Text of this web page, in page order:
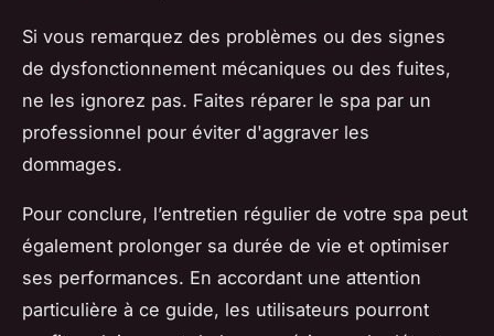
Si vous remarquez des problèmes ou des signes
de dysfonctionnement mécaniques ou des fuites,
ne les ignorez pas. Faites réparer le spa par un
professionnel pour éviter d'aggraver les
dommages.
Pour conclure, l’entretien régulier de votre spa peut
également prolonger sa durée de vie et optimiser
ses performances. En accordant une attention
particulière à ce guide, les utilisateurs pourront